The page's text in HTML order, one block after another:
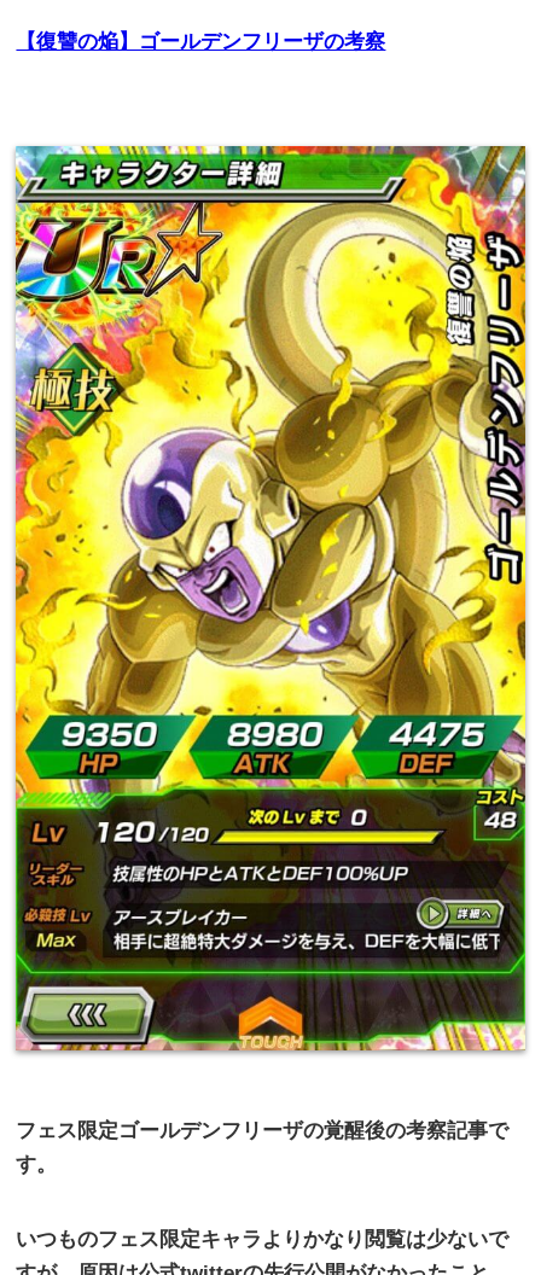
【復讐の焔】ゴールデンフリーザの考察
フェス限定ゴールデンフリーザの覚醒後の考察記事で
す。
いつものフェス限定キャラよりかなり閲覧は少ないで